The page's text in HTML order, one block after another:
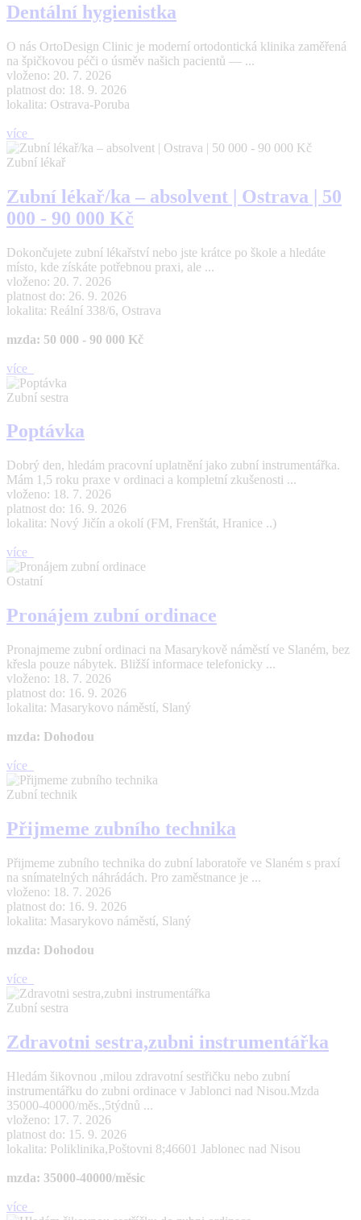
Dentální hygienistka
O nás OrtoDesign Clinic je moderní ortodontická klinika zaměřená
na špičkovou péči o úsměv našich pacientů — ...
vloženo: 20. 7. 2026
platnost do: 18. 9. 2026
lokalita: Ostrava-Poruba
více
Zubní lékař
Zubní lékař/ka – absolvent | Ostrava | 50
000 - 90 000 Kč
Dokončujete zubní lékařství nebo jste krátce po škole a hledáte
místo, kde získáte potřebnou praxi, ale ...
vloženo: 20. 7. 2026
platnost do: 26. 9. 2026
lokalita: Reální 338/6, Ostrava
mzda: 50 000 - 90 000 Kč
více
Zubní sestra
Poptávka
Dobrý den, hledám pracovní uplatnění jako zubní instrumentářka.
Mám 1,5 roku praxe v ordinaci a kompletní zkušenosti ...
vloženo: 18. 7. 2026
platnost do: 16. 9. 2026
lokalita: Nový Jičín a okolí (FM, Frenštát, Hranice ..)
více
Ostatní
Pronájem zubní ordinace
Pronajmeme zubní ordinaci na Masarykově náměstí ve Slaném, bez
křesla pouze nábytek. Bližší informace telefonicky ...
vloženo: 18. 7. 2026
platnost do: 16. 9. 2026
lokalita: Masarykovo náměstí, Slaný
mzda: Dohodou
více
Zubní technik
Přijmeme zubního technika
Přijmeme zubního technika do zubní laboratoře ve Slaném s praxí
na snímatelných náhrádách. Pro zaměstnance je ...
vloženo: 18. 7. 2026
platnost do: 16. 9. 2026
lokalita: Masarykovo náměstí, Slaný
mzda: Dohodou
více
Zubní sestra
Zdravotni sestra,zubni instrumentářka
Hledám šikovnou ,milou zdravotní sestřičku nebo zubní
instrumentářku do zubni ordinace v Jablonci nad Nisou.Mzda
35000-40000/měs.,5týdnů ...
vloženo: 17. 7. 2026
platnost do: 15. 9. 2026
lokalita: Poliklinika,Poštovni 8;46601 Jablonec nad Nisou
mzda: 35000-40000/měsic
více